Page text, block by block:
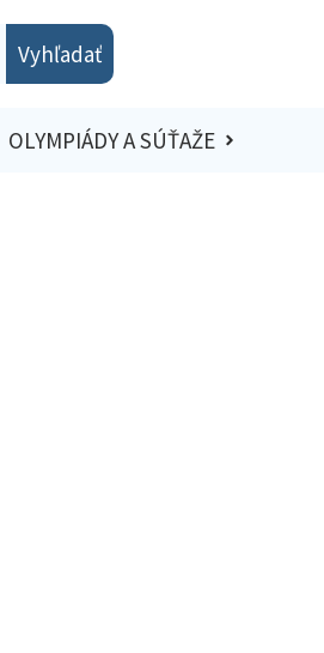
Vyhľadať
OLYMPIÁDY A SÚŤAŽE